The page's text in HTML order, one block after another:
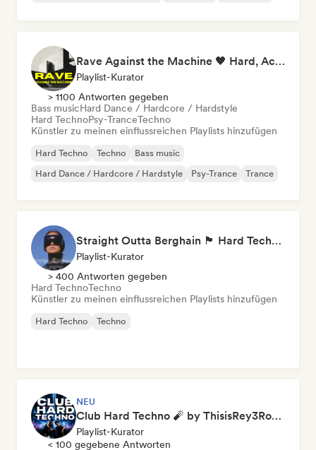
Rave Against the Machine 🖤 Hard, Acid & Dark Techno
Playlist-Kurator
> 1100 Antworten gegeben
Bass musicHard Dance / Hardcore / Hardstyle
Hard TechnoPsy-TranceTechno
Künstler zu meinen einflussreichen Playlists hinzufügen
Hard Techno Techno
Bass music
Hard Dance / Hardcore / Hardstyle
Psy-Trance Trance
Straight Outta Berghain 🏴 Hard Techno, Acid Techno & Rave
Playlist-Kurator
> 400 Antworten gegeben
Hard TechnoTechno
Künstler zu meinen einflussreichen Playlists hinzufügen
Hard Techno Techno
NEU
Club Hard Techno 🧨 by ThisisRey3Rocco
Playlist-Kurator
< 100 gegebene Antworten